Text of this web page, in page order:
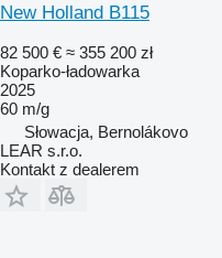
New Holland B115
82 500 € ≈ 355 200 zł
Koparko-ładowarka
2025
60 m/g
Słowacja, Bernolákovo
LEAR s.r.o.
Kontakt z dealerem